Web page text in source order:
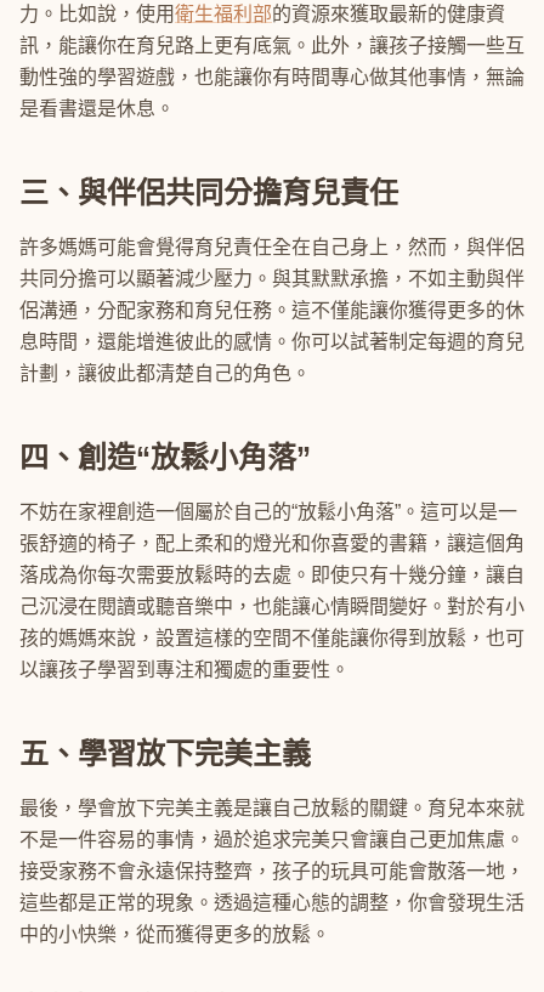
力。比如說，使用衛生福利部的資源來獲取最新的健康資
訊，能讓你在育兒路上更有底氣。此外，讓孩子接觸一些互
動性強的學習遊戲，也能讓你有時間專心做其他事情，無論
是看書還是休息。
三、與伴侶共同分擔育兒責任
許多媽媽可能會覺得育兒責任全在自己身上，然而，與伴侶
共同分擔可以顯著減少壓力。與其默默承擔，不如主動與伴
侶溝通，分配家務和育兒任務。這不僅能讓你獲得更多的休
息時間，還能增進彼此的感情。你可以試著制定每週的育兒
計劃，讓彼此都清楚自己的角色。
四、創造“放鬆小角落”
不妨在家裡創造一個屬於自己的“放鬆小角落”。這可以是一
張舒適的椅子，配上柔和的燈光和你喜愛的書籍，讓這個角
落成為你每次需要放鬆時的去處。即使只有十幾分鐘，讓自
己沉浸在閱讀或聽音樂中，也能讓心情瞬間變好。對於有小
孩的媽媽來說，設置這樣的空間不僅能讓你得到放鬆，也可
以讓孩子學習到專注和獨處的重要性。
五、學習放下完美主義
最後，學會放下完美主義是讓自己放鬆的關鍵。育兒本來就
不是一件容易的事情，過於追求完美只會讓自己更加焦慮。
接受家務不會永遠保持整齊，孩子的玩具可能會散落一地，
這些都是正常的現象。透過這種心態的調整，你會發現生活
中的小快樂，從而獲得更多的放鬆。